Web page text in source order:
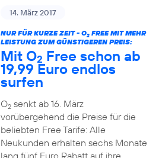
14. März 2017
NUR FÜR KURZE ZEIT - O2FREE MIT MEHR
LEISTUNG ZUM GÜNSTIGEREN PREIS:
Mit O2 Free schon ab
19,99 Euro endlos
surfen
O2senkt ab 16. März
vorübergehend die Preise für die
beliebten Free Tarife: Alle
Neukunden erhalten sechs Monate
lang fünf Euro Rabatt auf ihre